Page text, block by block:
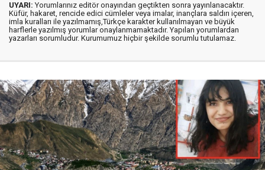
UYARI: Yorumlarınız editör onayından geçtikten sonra yayınlanacaktır.
Küfür, hakaret, rencide edici cümleler veya imalar, inançlara saldırı içeren,
imla kuralları ile yazılmamış,Türkçe karakter kullanılmayan ve büyük
harflerle yazılmış yorumlar onaylanmamaktadır. Yapılan yorumlardan
yazarları sorumludur. Kurumumuz hiçbir şekilde sorumlu tutulamaz.